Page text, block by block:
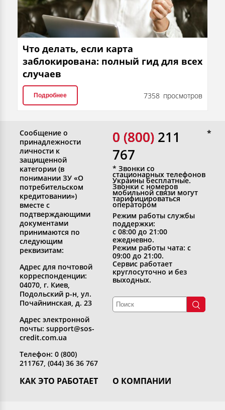
Что делать, если карта
заблокирована: полный гид для всех
случаев
Подробнее 7358 просмотров
КАК ЭТО РАБОТАЕТ О КОМПАНИИ
Сообщение о
принадлежности
личности к
защищенной
категории (в
понимании ЗУ «О
потребительском
кредитовании»)
вместе с
подтверждающими
документами
принимаются по
следующим
реквизитам:
Адрес для почтовой
корреспонденции:
04070, г. Киев,
Подольский р-н, ул.
Почайнинская, д. 23
Адрес электронной
почты: support@sos-
credit.com.ua
Телефон: 0 (800)
211767, (044) 36 36 767
0 (800)
0 (800) 211
767
* Звонки со
стационарных телефонов
Украины бесплатные.
Звонки с номеров
мобильной связи могут
тарифицироваться
оператором
Режим работы службы
поддержки:
с 08:00 до 21:00
ежедневно.
Режим работы чата: с
09:00 до 21:00.
Сервис работает
круглосуточно и без
выходных.